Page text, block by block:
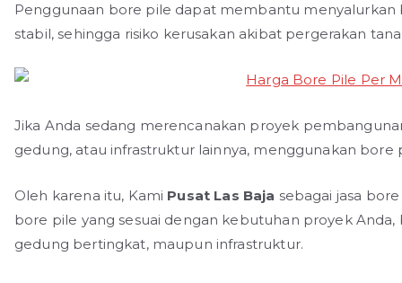
Penggunaan bore pile dapat membantu
stabil, sehingga risiko kerusakan akibat pergerakan
Jika Anda sedang merencanakan proyek
gedung, atau infrastruktur lainnya, menggunakan
Oleh karena itu, Kami Pusat Las Baja sebagai jasa
bore pile yang sesuai dengan kebutuhan proyek
gedung bertingkat, maupun infrastruktur.